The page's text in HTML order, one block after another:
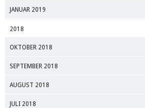
JANUAR 2019
2018
OKTOBER 2018
SEPTEMBER 2018
AUGUST 2018
JULI 2018